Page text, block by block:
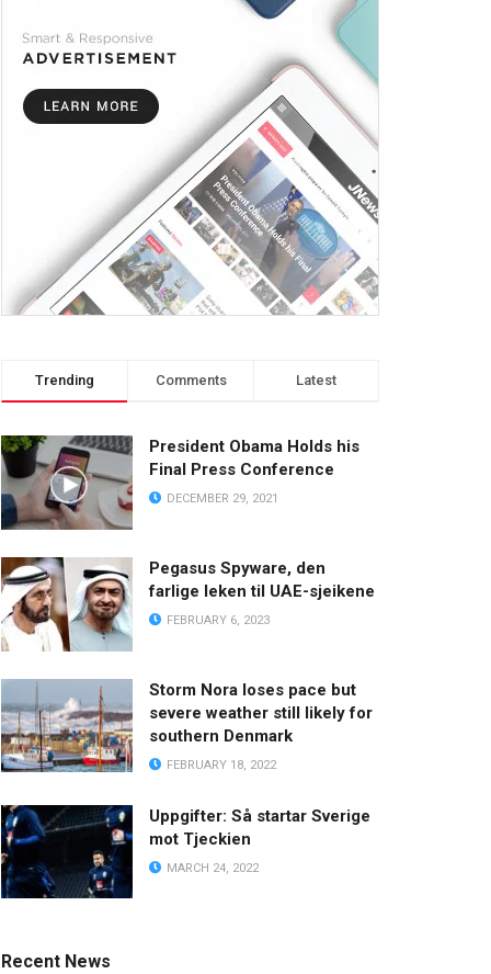
Trending Comments Latest
President Obama Holds his
Final Press Conference
DECEMBER 29, 2021
Pegasus Spyware, den
farlige leken til UAE-sjeikene
FEBRUARY 6, 2023
Storm Nora loses pace but
severe weather still likely for
southern Denmark
FEBRUARY 18, 2022
Uppgifter: Så startar Sverige
mot Tjeckien
MARCH 24, 2022
Recent News